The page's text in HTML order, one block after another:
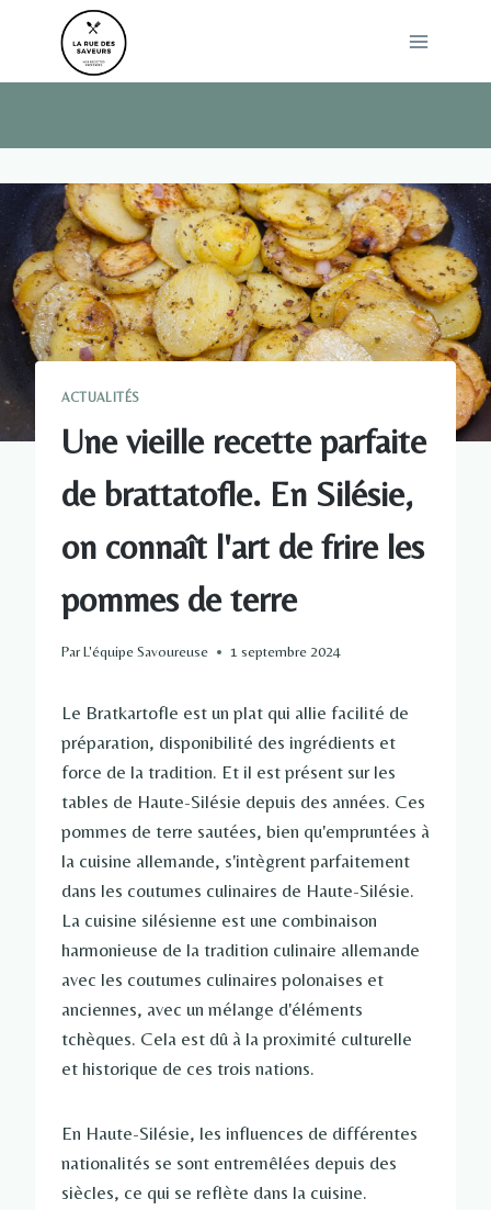
ACTUALITÉS
Une vieille recette parfaite
de brattatofle. En Silésie,
on connaît l'art de frire les
pommes de terre
ParL'équipe Savoureuse 1 septembre 2024
Le Bratkartofle est un plat qui allie facilité de
préparation, disponibilité des ingrédients et
force de la tradition. Et il est présent sur les
tables de Haute-Silésie depuis des années. Ces
pommes de terre sautées, bien qu'empruntées à
la cuisine allemande, s'intègrent parfaitement
dans les coutumes culinaires de Haute-Silésie.
La cuisine silésienne est une combinaison
harmonieuse de la tradition culinaire allemande
avec les coutumes culinaires polonaises et
anciennes, avec un mélange d'éléments
tchèques. Cela est dû à la proximité culturelle
et historique de ces trois nations.
En Haute-Silésie, les influences de différentes
nationalités se sont entremêlées depuis des
siècles, ce qui se reflète dans la cuisine.